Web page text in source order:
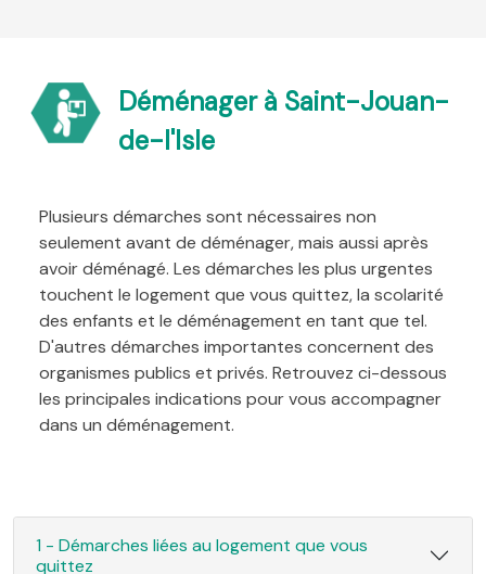
Déménager à Saint-Jouan-
de-l'Isle
Plusieurs démarches sont nécessaires non
seulement avant de déménager, mais aussi après
avoir déménagé. Les démarches les plus urgentes
touchent le logement que vous quittez, la scolarité
des enfants et le déménagement en tant que tel.
D'autres démarches importantes concernent des
organismes publics et privés. Retrouvez ci-dessous
les principales indications pour vous accompagner
dans un déménagement.
1 - Démarches liées au logement que vous
quittez